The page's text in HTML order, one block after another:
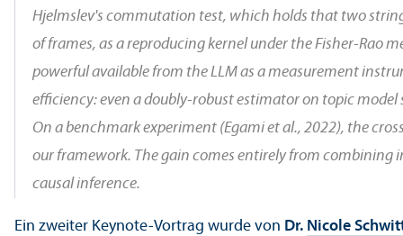
Hjelmslev's commutation test, which holds that two
of frames, as a reproducing kernel under the Fisher-Rao
powerful available from the LLM as a measurement
efficiency: even a doubly-robust estimator on topic
On a benchmark experiment (Egami et al., 2022), the
our framework. The gain comes entirely from
causal inference.
Ein zweiter Keynote-Vortrag wurde von Dr. Nicole